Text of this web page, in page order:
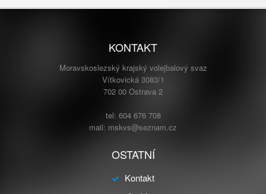
KONTAKT
Moravskoslezský krajský volejbalový svaz
Vítkovická 3083/1
702 00 Ostrava 2
tel: 604 676 708
mail: mskvs@seznam.cz
OSTATNÍ
Kontakt